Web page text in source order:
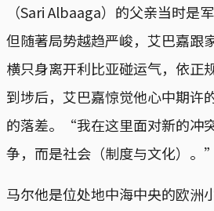
（Sari Albaaga）的父亲当时是
但随著局势越趋严峻，艾巴嘉跟
横只身离开利比亚碰运气，依正
到埗后，艾巴嘉惊觉他心中期许
的落差。“我在这里面对新的冲
争，而是社会（制度与文化）。”
马尔他是位处地中海中央的欧洲